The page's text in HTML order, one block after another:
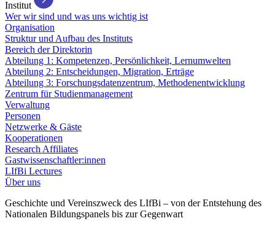
Institut
Wer wir sind und was uns wichtig ist
Organisation
Struktur und Aufbau des Instituts
Bereich der Direktorin
Abteilung 1: Kompetenzen, Persönlichkeit, Lernumwelten
Abteilung 2: Entscheidungen, Migration, Erträge
Abteilung 3: Forschungsdatenzentrum, Methodenentwicklung
Zentrum für Studienmanagement
Verwaltung
Personen
Netzwerke & Gäste
Kooperationen
Research Affiliates
Gastwissenschaftler:innen
LIfBi Lectures
Über uns
Geschichte und Vereinszweck des LIfBi – von der Entstehung des
Nationalen Bildungspanels bis zur Gegenwart